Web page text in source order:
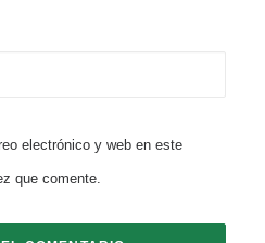
electrónico y web en este
que comente.